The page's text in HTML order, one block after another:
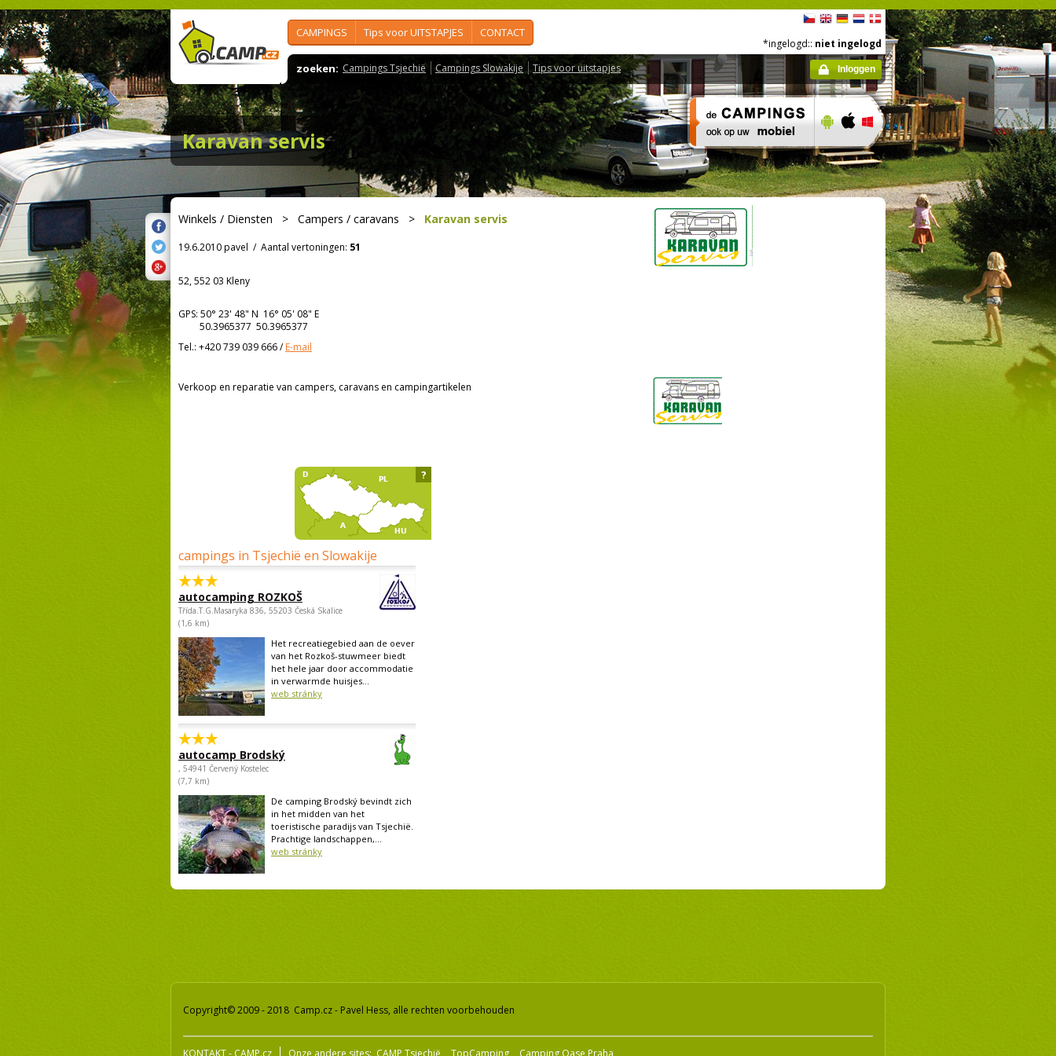
CAMPINGS Tips voor UITSTAPJES CONTACT
zoeken: Campings Tsjechië Campings Slowakije Tips voor uitstapjes
*ingelogd:: niet ingelogd
Inloggen
Karavan servis
Winkels / Diensten > Campers / caravans > Karavan servis
19.6.2010 pavel / Aantal vertoningen: 51
52, 552 03 Kleny
GPS: 50° 23' 48" N 16° 05' 08" E
50.3965377 50.3965377
Tel.: +420 739 039 666/E-mail
Verkoop en reparatie van campers, caravans en campingartikelen
campings in Tsjechië en Slowakije
autocamping ROZKOŠ
Třída.T.G.Masaryka 836, 55203 Česká Skalice
(1,6 km)
Het recreatiegebied aan de oever
van het Rozkoš-stuwmeer biedt
het hele jaar door accommodatie
in verwarmde huisjes...
web stránky
autocamp Brodský
, 54941 Červený Kostelec
(7,7 km)
De camping Brodský bevindt zich
in het midden van het
toeristische paradijs van Tsjechië.
Prachtige landschappen,...
web stránky
?
Copyright© 2009 - 2018 Camp.cz - Pavel Hess, alle rechten voorbehouden
KONTAKT - CAMP.cz Onze andere sites: CAMP Tsjechië TopCamping Camping Oase Praha